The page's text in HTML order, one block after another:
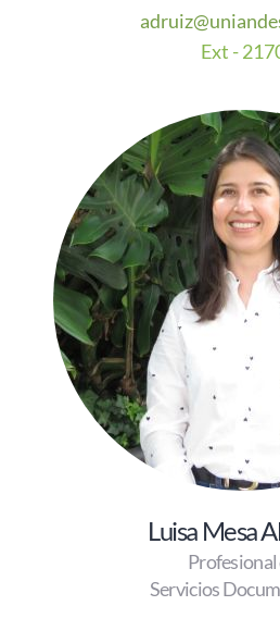
Ext -
Luisa Mesa
Profesional
Servicios